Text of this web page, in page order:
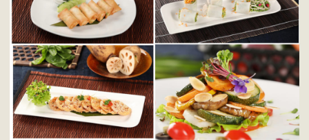
của nhà hàng chay Vị Lai đưa đến thực khách đều hấp dẫn,
thích vị giác người ăn.